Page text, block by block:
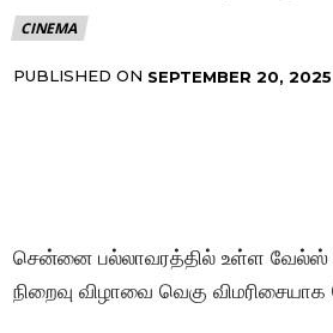
CINEMA
PUBLISHED ON SEPTEMBER 20, 2025
சென்னை பல்லாவரத்தில் உள்ள
நிறைவு விழாவை வெகு